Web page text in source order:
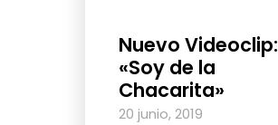
Nuevo Videoclip:
«Soy de la
Chacarita»
20 junio, 2019